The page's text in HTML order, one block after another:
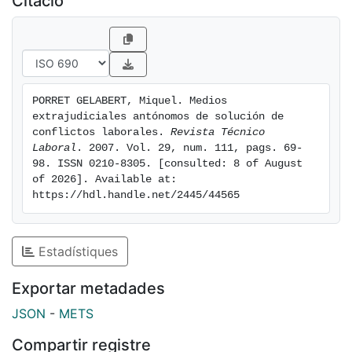
evidente que el mundo del tra-bajo en el aspecto
social se ha vuelto muy complejo y ello requiere en la
actualidad nuevas formas o métodos variados de
solución de conflictos con procedimientos más
servicio se halle estructurado de forma autónoma y
plu-ral sin la intervención directa de la Administración
pública. La proximidad al individuo a los afectados
resulta más efectiva, siendo los beneficiarios directos
en este caso, los trabajado-res y los empresarios.
PORRET GELABERT, Miquel. Medios
extrajudiciales antónomos de solución de
conflictos laborales. Revista Técnico
Laboral . 2007. Vol. 29, num. 111, pags. 69-
98. ISSN 0210-8305. [consulted: 8 of August
of 2026]. Available at:
https://hdl.handle.net/2445/44565
Estadístiques
Exportar metadades
JSON - METS
Compartir registre